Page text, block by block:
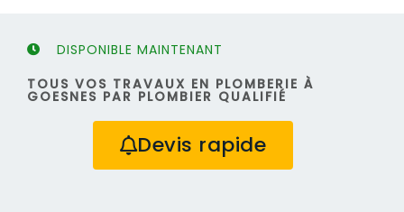
DISPONIBLE MAINTENANT
TOUS VOS TRAVAUX EN PLOMBERIE À
GOESNES PAR PLOMBIER QUALIFIÉ
Devis rapide